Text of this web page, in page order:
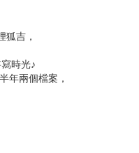
吉，
時光♪
年兩個檔案，